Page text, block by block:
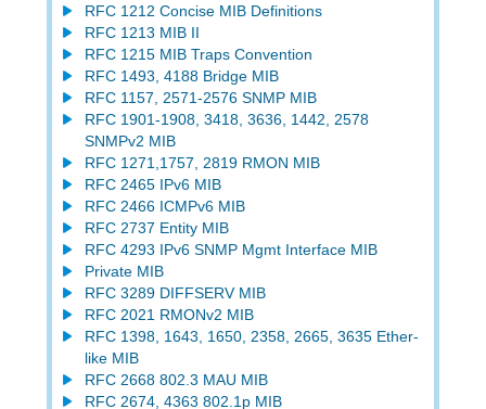
RFC 1212 Concise MIB Definitions
RFC 1213 MIB II
RFC 1215 MIB Traps Convention
RFC 1493, 4188 Bridge MIB
RFC 1157, 2571-2576 SNMP MIB
RFC 1901-1908, 3418, 3636, 1442, 2578
SNMPv2 MIB
RFC 1271,1757, 2819 RMON MIB
RFC 2465 IPv6 MIB
RFC 2466 ICMPv6 MIB
RFC 2737 Entity MIB
RFC 4293 IPv6 SNMP Mgmt Interface MIB
Private MIB
RFC 3289 DIFFSERV MIB
RFC 2021 RMONv2 MIB
RFC 1398, 1643, 1650, 2358, 2665, 3635 Ether-
like MIB
RFC 2668 802.3 MAU MIB
RFC 2674, 4363 802.1p MIB